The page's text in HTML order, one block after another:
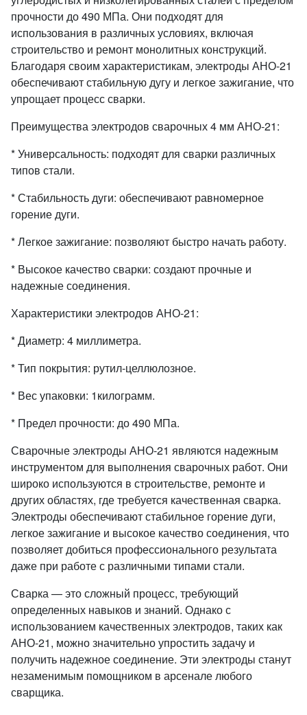
прочности до 490 МПа. Они подходят для
использования в различных условиях, включая
строительство и ремонт монолитных конструкций.
Благодаря своим характеристикам, электроды АНО-21
обеспечивают стабильную дугу и легкое зажигание, что
упрощает процесс сварки.
Преимущества электродов сварочных 4 мм АНО-21:
* Универсальность: подходят для сварки различных
типов стали.
* Стабильность дуги: обеспечивают равномерное
горение дуги.
* Легкое зажигание: позволяют быстро начать работу.
* Высокое качество сварки: создают прочные и
надежные соединения.
Характеристики электродов АНО-21:
* Диаметр: 4 миллиметра.
* Тип покрытия: рутил-целлюлозное.
* Вес упаковки: 1килограмм.
* Предел прочности: до 490 МПа.
Сварочные электроды АНО-21 являются надежным
инструментом для выполнения сварочных работ. Они
широко используются в строительстве, ремонте и
других областях, где требуется качественная сварка.
Электроды обеспечивают стабильное горение дуги,
легкое зажигание и высокое качество соединения, что
позволяет добиться профессионального результата
даже при работе с различными типами стали.
Сварка — это сложный процесс, требующий
определенных навыков и знаний. Однако с
использованием качественных электродов, таких как
АНО-21, можно значительно упростить задачу и
получить надежное соединение. Эти электроды станут
незаменимым помощником в арсенале любого
сварщика.